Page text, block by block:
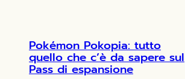
Pokémon Pokopia: tutto
quello che c’è da sapere sul
Pass di espansione